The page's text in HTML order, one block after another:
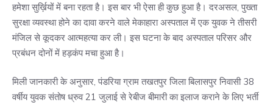
हमेशा सुर्ख़ियों में बना रहता है। इस बार भी ऐसा ही कुछ हुआ है। दरअसल, पुख्ता
सुरक्षा व्यवस्था होने का दावा करने वाले मेकाहारा अस्पताल में एक युवक ने तीसरी
मंजिल से कूदकर आत्महत्या कर ली। इस घटना के बाद अस्पताल परिसर और
प्रबंधन दोनों में हड़कंप मचा हुआ है।
मिली जानकारी के अनुसार, पंडरिया ग्राम तखतपुर जिला बिलासपुर निवासी 38
वर्षीय युवक संतोष ध्रुव 21 जुलाई से रेबीज बीमारी का इलाज कराने के लिए भर्ती